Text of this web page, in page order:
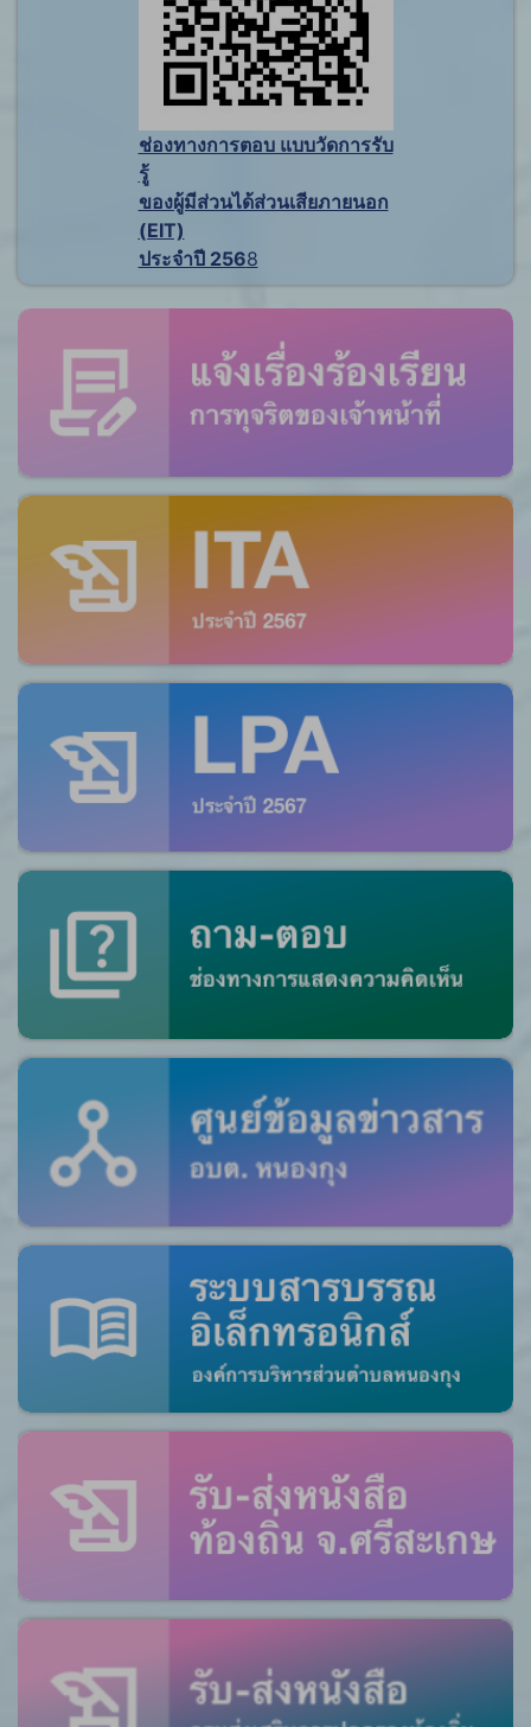
ช่องทางการตอบ แบบวัดการรับ
รู้
ของผู้มีส่วนได้ส่วนเสียภายนอก
(EIT)
ประจำปี 2568